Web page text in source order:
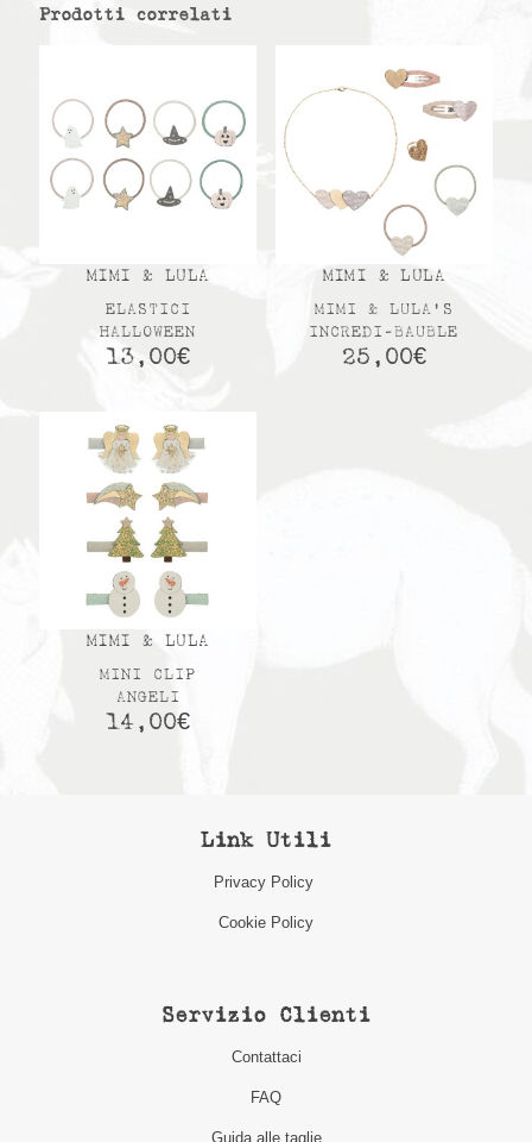
Prodotti correlati
MIMI & LULA
ELASTICI
HALLOWEEN
13,00€
MIMI & LULA
MIMI & LULA’S
INCREDI-BAUBLE
25,00€
MIMI & LULA
MINI CLIP
ANGELI
14,00€
Link Utili
Privacy Policy
Cookie Policy
Servizio Clienti
Contattaci
FAQ
Guida alle taglie